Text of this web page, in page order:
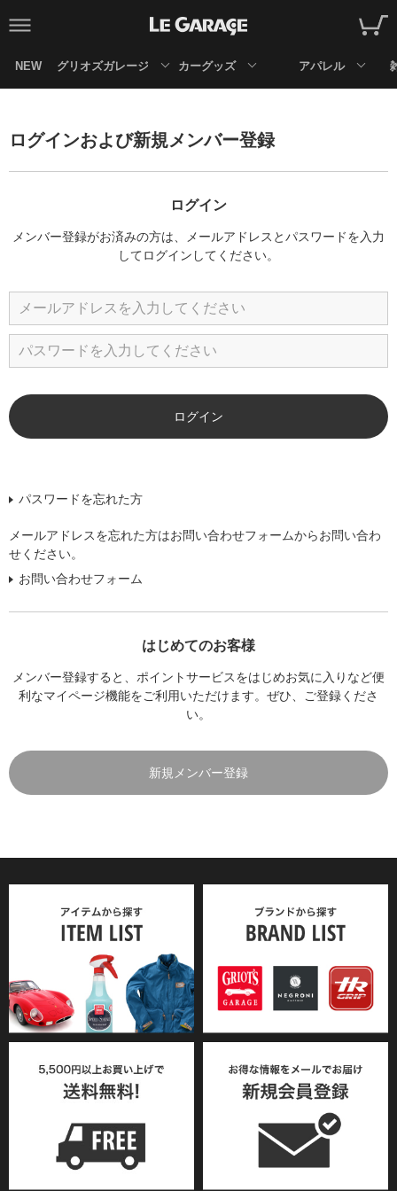
NEW グリオズガレージ カーグッズ アパレル
ログインおよび新規メンバー登録
ログイン
メンバー登録がお済みの方は、メールアドレスとパスワードを入力
してログインしてください。
パスワードを忘れた方
メールアドレスを忘れた方はお問い合わせフォームからお問い合わ
せください。
お問い合わせフォーム
はじめてのお客様
メンバー登録すると、ポイントサービスをはじめお気に入りなど便
利なマイページ機能をご利用いただけます。ぜひ、ご登録くださ
い。
新規メンバー登録